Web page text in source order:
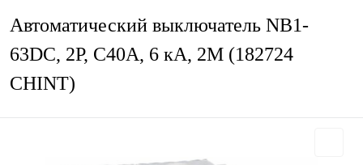
Автоматический выключатель NB1-
63DC, 2P, C40А, 6 кА, 2М (182724
CHINT)